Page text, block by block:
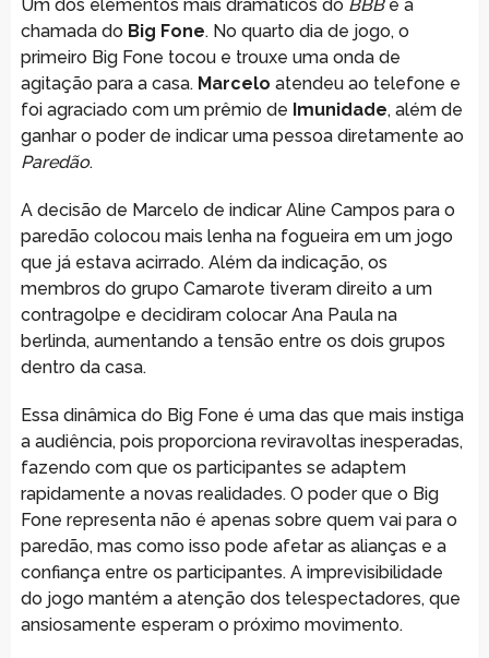
Um dos elementos mais dramáticos do BBBé a
chamada do Big Fone. No quarto dia de jogo, o
primeiro Big Fone tocou e trouxe uma onda de
agitação para a casa. Marcelo atendeu ao telefone e
foi agraciado com um prêmio de Imunidade, além de
ganhar o poder de indicar uma pessoa diretamente ao
Paredão.
A decisão de Marcelo de indicar Aline Campos para o
paredão colocou mais lenha na fogueira em um jogo
que já estava acirrado. Além da indicação, os
membros do grupo Camarote tiveram direito a um
contragolpe e decidiram colocar Ana Paula na
berlinda, aumentando a tensão entre os dois grupos
dentro da casa.
Essa dinâmica do Big Fone é uma das que mais instiga
a audiência, pois proporciona reviravoltas inesperadas,
fazendo com que os participantes se adaptem
rapidamente a novas realidades. O poder que o Big
Fone representa não é apenas sobre quem vai para o
paredão, mas como isso pode afetar as alianças e a
confiança entre os participantes. A imprevisibilidade
do jogo mantém a atenção dos telespectadores, que
ansiosamente esperam o próximo movimento.